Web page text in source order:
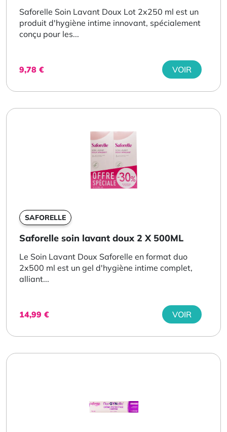
Saforelle Soin Lavant Doux Lot 2x250 ml est un
produit d'hygiène intime innovant, spécialement
conçu pour les...
9,78 € VOIR
SAFORELLE
Saforelle soin lavant doux 2 X 500ML
Le Soin Lavant Doux Saforelle en format duo
2x500 ml est un gel d'hygiène intime complet,
alliant...
14,99 € VOIR